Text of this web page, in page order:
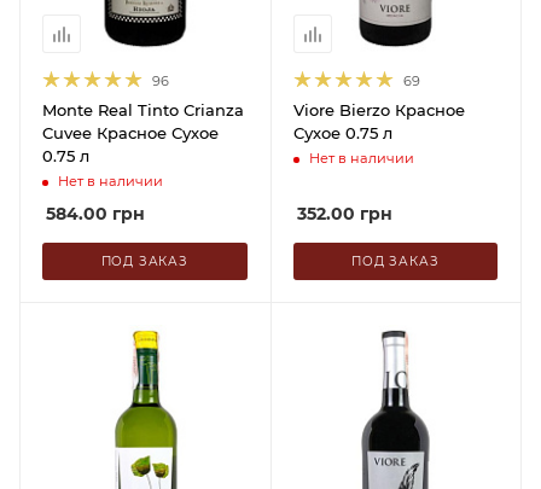
96
Monte Real Tinto Crianza
Cuvee Красное Сухое
0.75 л
Нет в наличии
584.00 грн
ПОД ЗАКАЗ
69
Viore Bierzo Красное
Сухое 0.75 л
Нет в наличии
352.00 грн
ПОД ЗАКАЗ